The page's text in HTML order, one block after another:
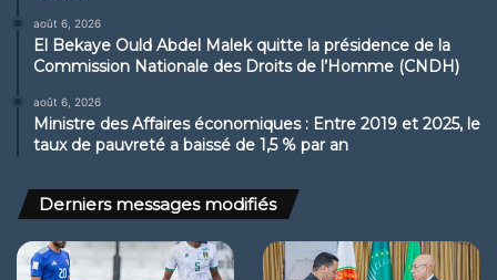
août 6, 2026
El Bekaye Ould Abdel Malek quitte la présidence de la
Commission Nationale des Droits de l’Homme (CNDH)
août 6, 2026
Ministre des Affaires économiques : Entre 2019 et 2025, le
taux de pauvreté a baissé de 1,5 % par an
Derniers messages modifiés